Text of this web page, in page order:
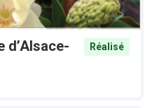
d’Alsace-
Réalisé